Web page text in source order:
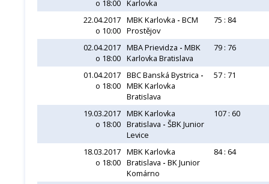
o 18:00 Karlovka
22.04.2017
o 10:00
MBK Karlovka - BCM
Prostějov
75 : 84
02.04.2017
o 18:00
MBA Prievidza - MBK
Karlovka Bratislava
79 : 76
01.04.2017
o 18:00
BBC Banská Bystrica -
MBK Karlovka
Bratislava
57 : 71
19.03.2017
o 18:00
MBK Karlovka
Bratislava - ŠBK Junior
Levice
107 : 60
18.03.2017
o 18:00
MBK Karlovka
Bratislava - BK Junior
Komárno
84 : 64